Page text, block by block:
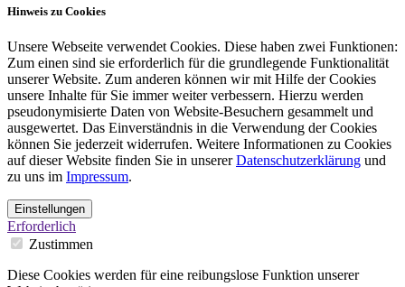
Hinweis zu Cookies
Unsere Webseite verwendet Cookies. Diese haben zwei Funktionen:
Zum einen sind sie erforderlich für die grundlegende Funktionalität
unserer Website. Zum anderen können wir mit Hilfe der Cookies
unsere Inhalte für Sie immer weiter verbessern. Hierzu werden
pseudonymisierte Daten von Website-Besuchern gesammelt und
ausgewertet. Das Einverständnis in die Verwendung der Cookies
können Sie jederzeit widerrufen. Weitere Informationen zu Cookies
auf dieser Website finden Sie in unsererDatenschutzerklärung und
zu uns im Impressum.
Einstellungen
Erforderlich
Zustimmen
Diese Cookies werden für eine reibungslose Funktion unserer